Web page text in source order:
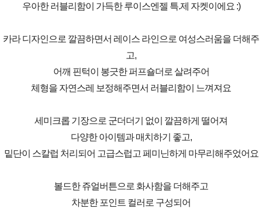
우아한 러블리함이 가득한 루이스엔젤 특.제 자켓이에요 :)
카라 디자인으로 깔끔하면서 레이스 라인으로 여성스러움을 더해주
고,
어깨 핀턱이 봉긋한 퍼프숄더로 살려주어
체형을 자연스레 보정해주면서 러블리함이 느껴져요
세미크롭 기장으로 군더더기 없이 깔끔하게 떨어져
다양한 아이템과 매치하기 좋고,
밑단이 스칼럽 처리되어 고급스럽고 페미닌하게 마무리해주었어요
볼드한 쥬얼버튼으로 화사함을 더해주고
차분한 포인트 컬러로 구성되어